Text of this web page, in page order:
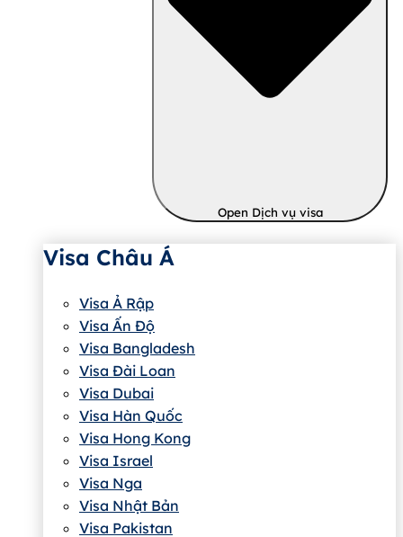
Open Dịch vụ visa
Visa Châu Á
Visa Ả Rập
Visa Ấn Độ
Visa Bangladesh
Visa Đài Loan
Visa Dubai
Visa Hàn Quốc
Visa Hong Kong
Visa Israel
Visa Nga
Visa Nhật Bản
Visa Pakistan